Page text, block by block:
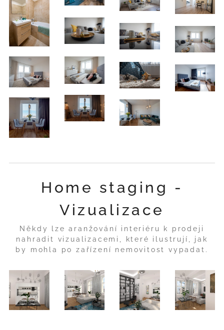
Home staging -
Vizualizace
Někdy lze aranžování interiéru k prodeji
nahradit vizualizacemi, které ilustrují, jak
by mohla po zařízení nemovitost vypadat.